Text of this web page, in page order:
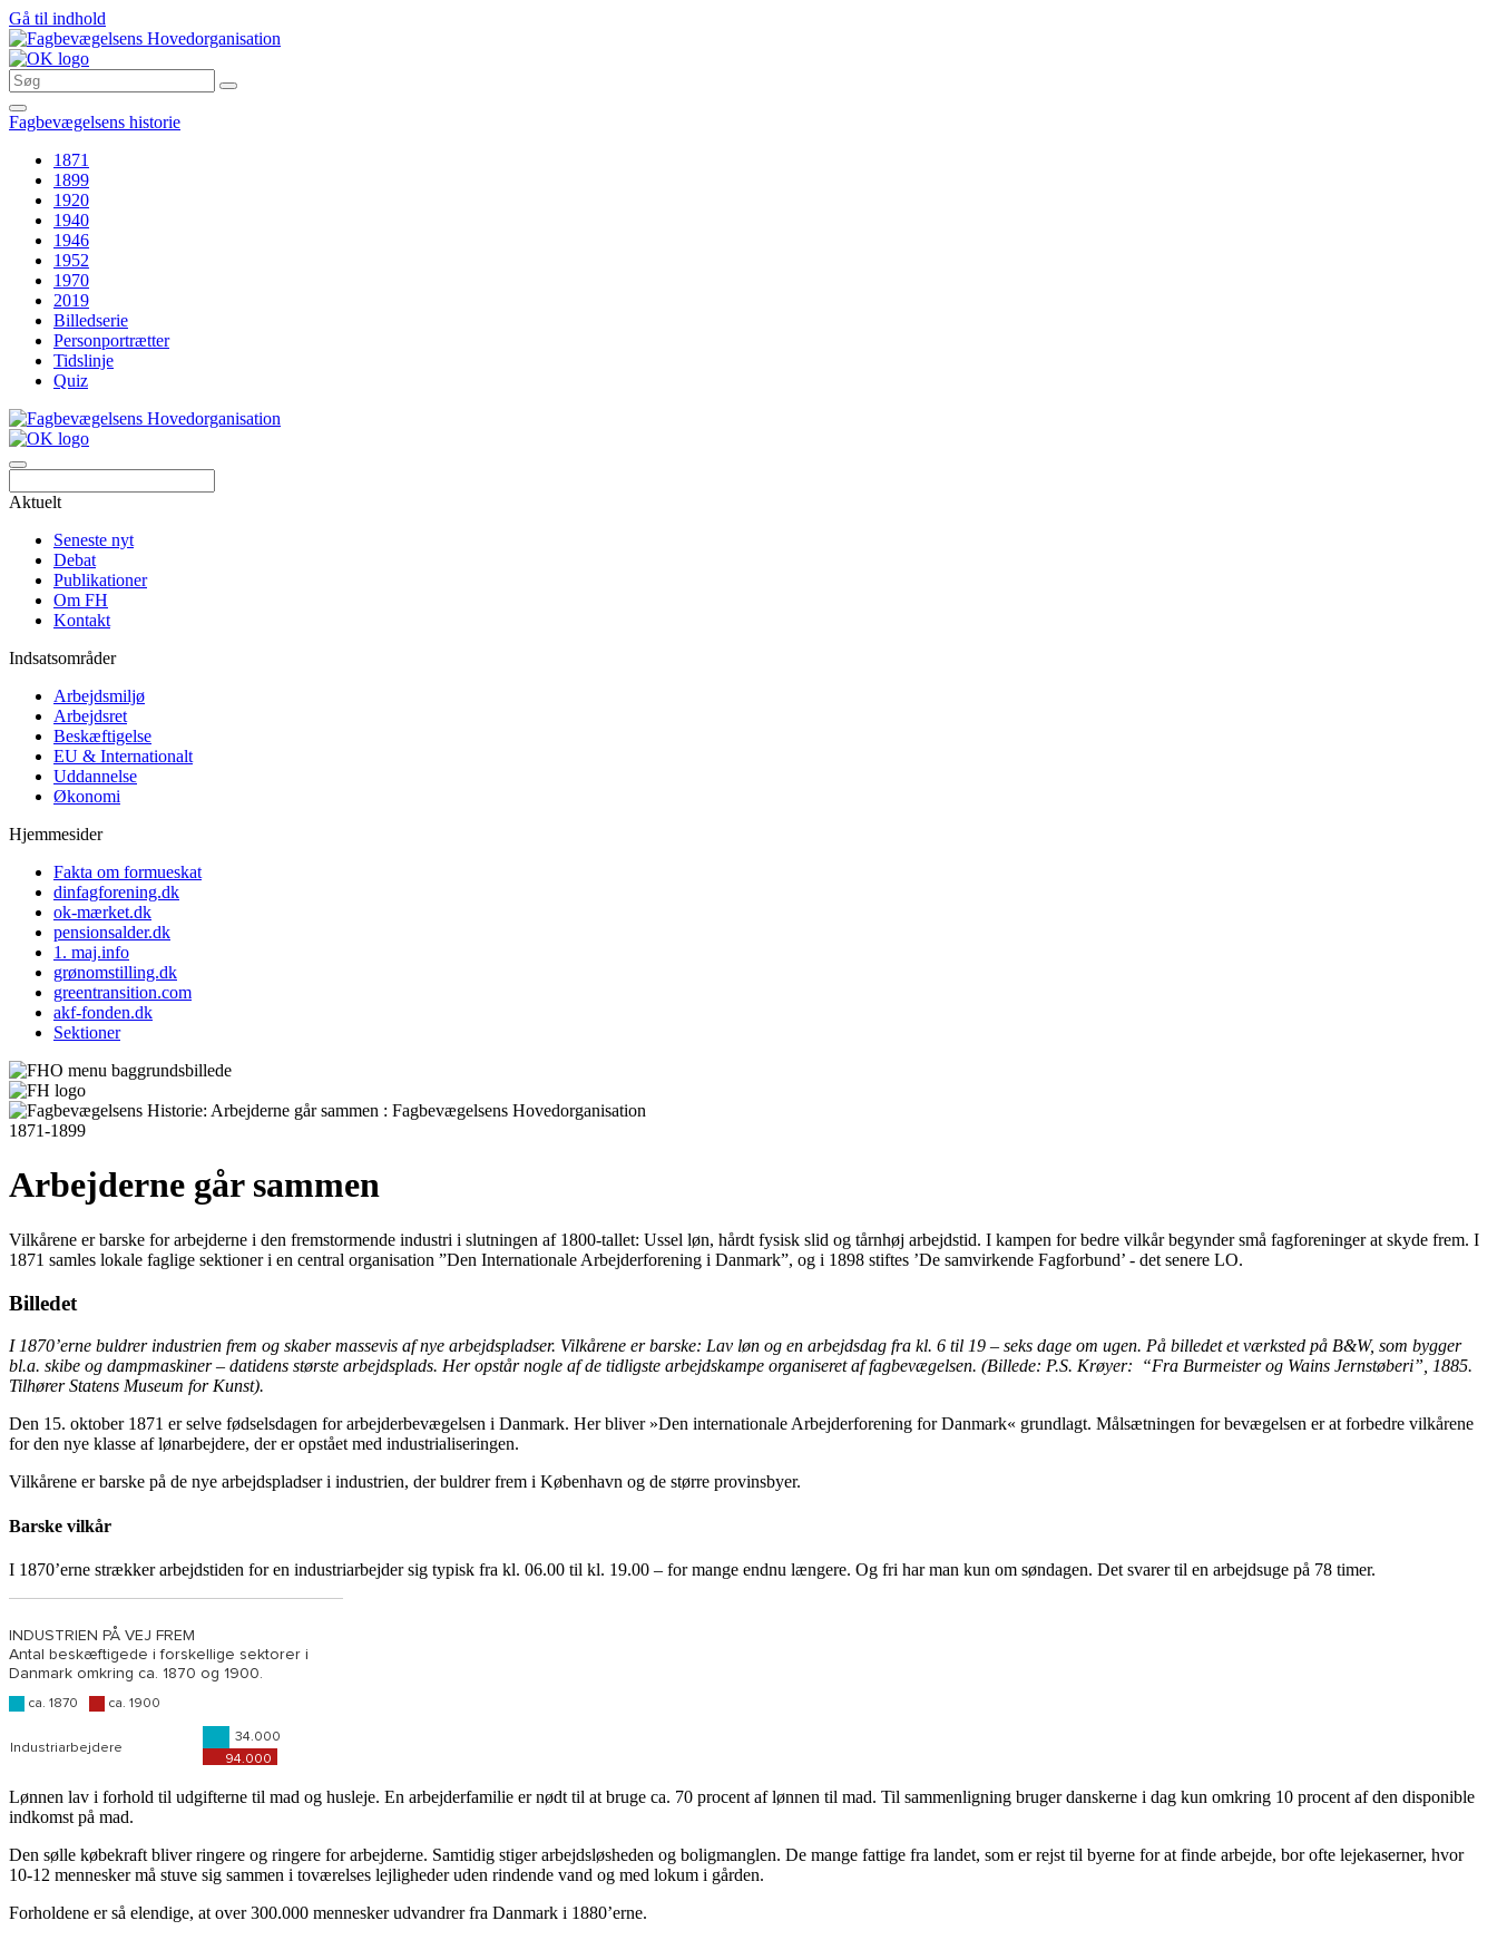
Gå til indhold
Fagbevægelsens historie
1871
1899
1920
1940
1946
1952
1970
2019
Billedserie
Personportrætter
Tidslinje
Quiz
Aktuelt
Seneste nyt
Debat
Publikationer
Om FH
Kontakt
Indsatsområder
Arbejdsmiljø
Arbejdsret
Beskæftigelse
EU & Internationalt
Uddannelse
Økonomi
Hjemmesider
Fakta om formueskat
dinfagforening.dk
ok-mærket.dk
pensionsalder.dk
1. maj.info
grønomstilling.dk
greentransition.com
akf-fonden.dk
Sektioner
1871-1899
Arbejderne går sammen
Vilkårene er barske for arbejderne i den fremstormende industri i slutningen af 1800-tallet: Ussel løn, hårdt fysisk slid og tårnhøj arbejdstid. I kampen for bedre vilkår begynder små fagforeninger at skyde frem. I
1871 samles lokale faglige sektioner i en central organisation ”Den Internationale Arbejderforening i Danmark”, og i 1898 stiftes ’De samvirkende Fagforbund’ - det senere LO.
Billedet
I 1870’erne buldrer industrien frem og skaber massevis af nye arbejdspladser. Vilkårene er barske: Lav løn og en arbejdsdag fra kl. 6 til 19 – seks dage om ugen. På billedet et værksted på B&W, som bygger
bl.a. skibe og dampmaskiner – datidens største arbejdsplads. Her opstår nogle af de tidligste arbejdskampe organiseret af fagbevægelsen. (Billede: P.S. Krøyer: “Fra Burmeister og Wains Jernstøberi”, 1885.
Tilhører Statens Museum for Kunst).
Den 15. oktober 1871 er selve fødselsdagen for arbejderbevægelsen i Danmark. Her bliver »Den internationale Arbejderforening for Danmark« grundlagt. Målsætningen for bevægelsen er at forbedre vilkårene
for den nye klasse af lønarbejdere, der er opstået med industrialiseringen.
Vilkårene er barske på de nye arbejdspladser i industrien, der buldrer frem i København og de større provinsbyer.
Barske vilkår
I 1870’erne strækker arbejdstiden for en industriarbejder sig typisk fra kl. 06.00 til kl. 19.00 – for mange endnu længere. Og fri har man kun om søndagen. Det svarer til en arbejdsuge på 78 timer.
Lønnen lav i forhold til udgifterne til mad og husleje. En arbejderfamilie er nødt til at bruge ca. 70 procent af lønnen til mad. Til sammenligning bruger danskerne i dag kun omkring 10 procent af den disponible
indkomst på mad.
Den sølle købekraft bliver ringere og ringere for arbejderne. Samtidig stiger arbejdsløsheden og boligmanglen. De mange fattige fra landet, som er rejst til byerne for at finde arbejde, bor ofte lejekaserner, hvor
10-12 mennesker må stuve sig sammen i toværelses lejligheder uden rindende vand og med lokum i gården.
Forholdene er så elendige, at over 300.000 mennesker udvandrer fra Danmark i 1880’erne.